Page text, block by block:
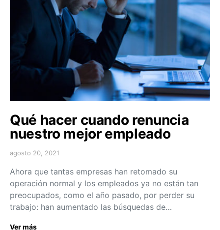
Qué hacer cuando renuncia
nuestro mejor empleado
agosto 20, 2021
Ahora que tantas empresas han retomado su
operación normal y los empleados ya no están tan
preocupados, como el año pasado, por perder su
trabajo: han aumentado las búsquedas de…
Ver más